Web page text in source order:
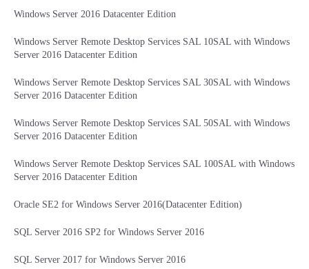
- APIリファレンス
- ITインフラストラクチャー
- その他
Windows Server 2016 Datacenter Edition
Windows Server Remote Desktop Services SAL 10SAL with Windows
Server 2016 Datacenter Edition
Windows Server Remote Desktop Services SAL 30SAL with Windows
Server 2016 Datacenter Edition
Windows Server Remote Desktop Services SAL 50SAL with Windows
Server 2016 Datacenter Edition
Windows Server Remote Desktop Services SAL 100SAL with Windows
Server 2016 Datacenter Edition
Oracle SE2 for Windows Server 2016(Datacenter Edition)
SQL Server 2016 SP2 for Windows Server 2016
SQL Server 2017 for Windows Server 2016